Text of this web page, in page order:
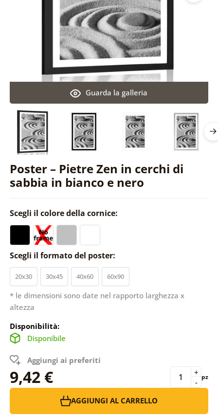
Poster – Pietre Zen in cerchi di
sabbia in bianco e nero
Guarda la galleria
Scegli il colore della cornice:
Scegli il formato del poster:
20x30 30x45 40x60 60x90
* le dimensioni sono date nel rapporto larghezza x
altezza
Disponibilità:
Disponibile
Aggiungi ai preferiti
9,42 € -
+ pz
AGGIUNGI AL CARRELLO